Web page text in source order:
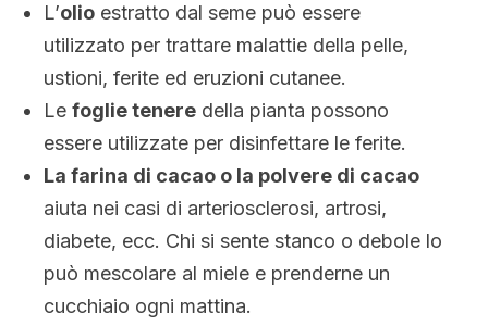
L’olio estratto dal seme può essere
utilizzato per trattare malattie della pelle,
ustioni, ferite ed eruzioni cutanee.
Le foglie tenere della pianta possono
essere utilizzate per disinfettare le ferite.
La farina di cacao o la polvere di cacao
aiuta nei casi di arteriosclerosi, artrosi,
diabete, ecc. Chi si sente stanco o debole lo
può mescolare al miele e prenderne un
cucchiaio ogni mattina.